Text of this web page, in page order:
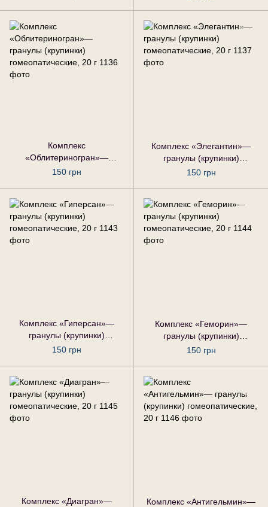
Комплекс
«Облитериногран»—
гранулы (крупинки)
150 грн
Комплекс «Элегантин»—
гранулы (крупинки)
гомеопатические, 20 г
150 грн
Комплекс «Гиперсан»—
гранулы (крупинки)
гомеопатические, 20 г
150 грн
Комплекс «Геморин»—
гранулы (крупинки)
гомеопатические, 20 г
150 грн
Комплекс «Диагран»—
Комплекс «Антигельмин»—